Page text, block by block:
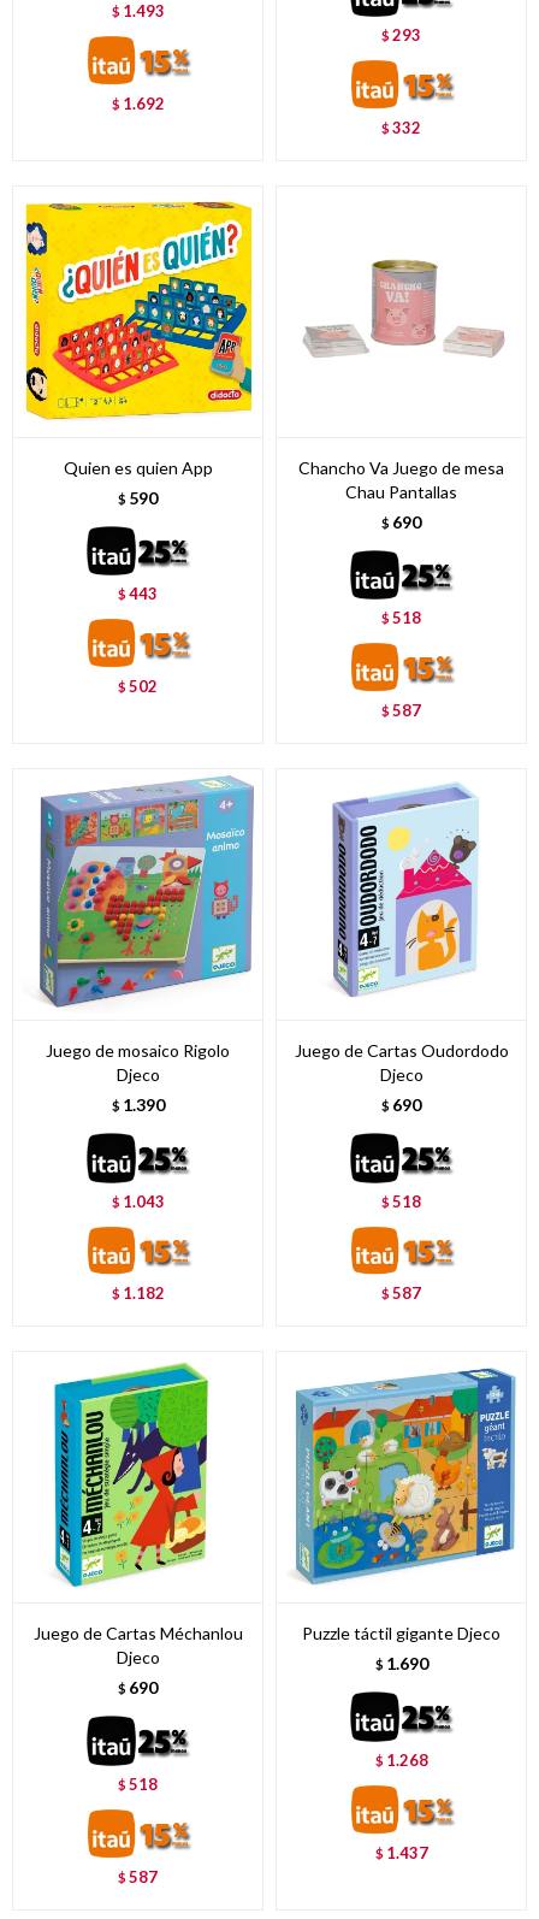
$ 1.493
$ 1.692
$293
$332
Quien es quien App
$ 590
$443
$502
Chancho Va Juego de mesa
Chau Pantallas
$ 690
$518
$587
Juego de mosaico Rigolo
Djeco
$ 1.390
$ 1.043
$ 1.182
Juego de Cartas Oudordodo
Djeco
$ 690
$518
$587
Juego de Cartas Méchanlou
Djeco
$ 690
$518
$587
Puzzle táctil gigante Djeco
$ 1.690
$ 1.268
$ 1.437